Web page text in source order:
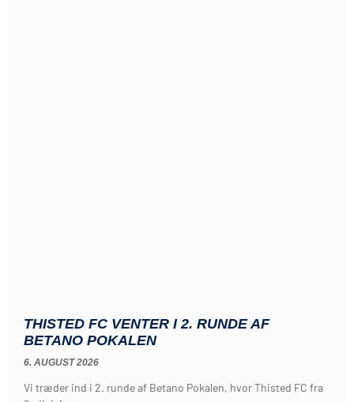
THISTED FC VENTER I 2. RUNDE AF
BETANO POKALEN
6. AUGUST 2026
Vi træder ind i 2. runde af Betano Pokalen, hvor Thisted FC fra